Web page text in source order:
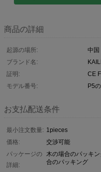
商品の詳細
起源の場所:
中国
ブランド名:
証明:
CE
モデル番号:
P5の
お支払配送条件
最小注文数量: 1pieces
価格:
交渉可能
パッケージの
詳細:
木の場合のパッキ
合のパッキング